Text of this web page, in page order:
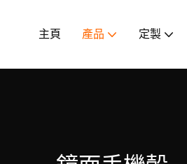
主頁 產品 定製